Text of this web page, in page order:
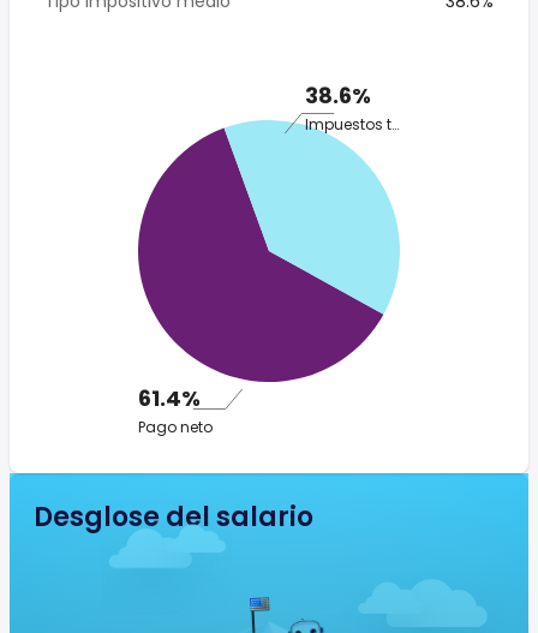
38.6%
Impuestos totales
61.4%
Pago neto
Desglose del salario